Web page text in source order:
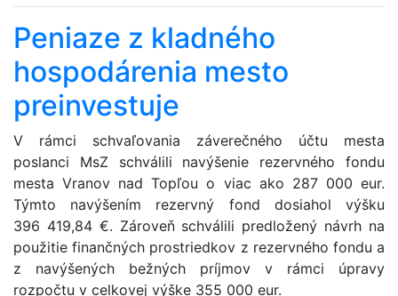
Peniaze z kladného
hospodárenia mesto
preinvestuje
V rámci schvaľovania záverečného účtu mesta
poslanci MsZ schválili navýšenie rezervného fondu
mesta Vranov nad Topľou o viac ako 287 000 eur.
Týmto navýšením rezervný fond dosiahol výšku
396 419,84 €. Zároveň schválili predložený návrh na
použitie finančných prostriedkov z rezervného fondu a
z navýšených bežných príjmov v rámci úpravy
rozpočtu v celkovej výške 355 000 eur.